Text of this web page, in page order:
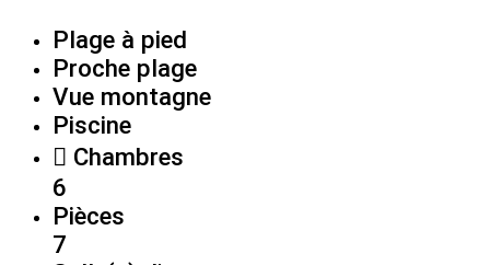
Plage à pied
Proche plage
Vue montagne
Piscine
Chambres
6
Pièces
7